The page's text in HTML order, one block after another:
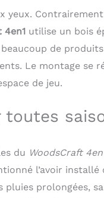
une notice et
yeux.
4en1 utilise un bois
de
Le montage se
de jeu.
du WoodsCraft
l’avoir installé
prolongées,